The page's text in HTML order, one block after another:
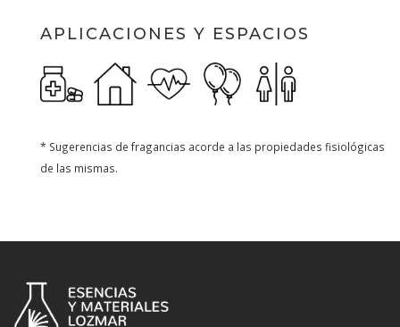
APLICACIONES Y ESPACIOS
* Sugerencias de fragancias acorde a las propiedades fisiológicas
de las mismas.